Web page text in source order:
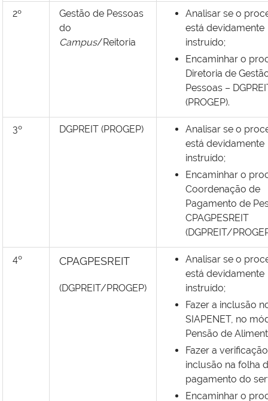
2º
Gestão de Pessoas
do
Campus/Reitoria
Analisar se o
está devidamente
instruído;
Encaminhar o
Diretoria de
Pessoas –
(PROGEP).
3º DGPREIT (PROGEP)
Analisar se o
está devidamente
instruído;
Encaminhar o
Coordenação de
Pagamento de
CPAGPESREIT
(DGPREIT/
4º CPAGPESREIT
(DGPREIT/PROGEP)
Analisar se o
está devidamente
instruído;
Fazer a inclusão
SIAPENET, no
Pensão de
Fazer a
inclusão na folha
pagamento do
Encaminhar o